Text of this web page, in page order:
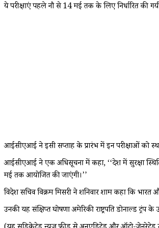
ये परीक्षाएं पहले नौ से 14 मई तक के लिए निर्धारित की
आईसीएआई ने इसी सप्ताह के प्रारंभ में इन परीक्षाओं को
आईसीएआई ने एक अधिसूचना में कहा, ‘‘देश में सुरक्षा
मई तक आयोजित की जाएंगी।’’
विदेश सचिव विक्रम मिसरी ने शनिवार शाम कहा कि
उनकी यह संक्षिप्त घोषणा अमेरिकी राष्ट्रपति डोनाल्ड